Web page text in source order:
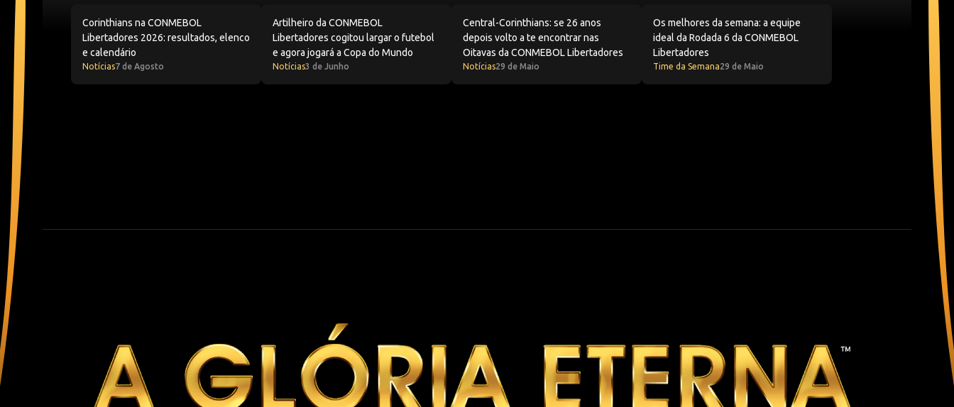
Corinthians na CONMEBOL
Libertadores 2026: resultados, elenco
e calendário
Notícias7 de Agosto
Artilheiro da CONMEBOL
Libertadores cogitou largar o futebol
e agora jogará a Copa do Mundo
Notícias3 de Junho
Central-Corinthians: se 26 anos depois volto a te encontrar nas Oitavas da CONMEBOL
Central-Corinthians: se 26 anos
depois volto a te encontrar nas
Oitavas da CONMEBOL Libertadores
Notícias29 de Maio
Os melhores da semana: a equipe ideal da Rodada 6 da
Os melhores da semana: a equipe
ideal da Rodada 6 da CONMEBOL
Libertadores
Time da Semana29 de Maio